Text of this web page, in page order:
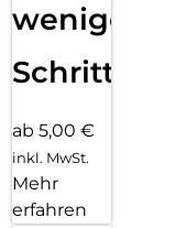
wenigen
Schritten
ab 5,00 €
inkl. MwSt.
Mehr
erfahren